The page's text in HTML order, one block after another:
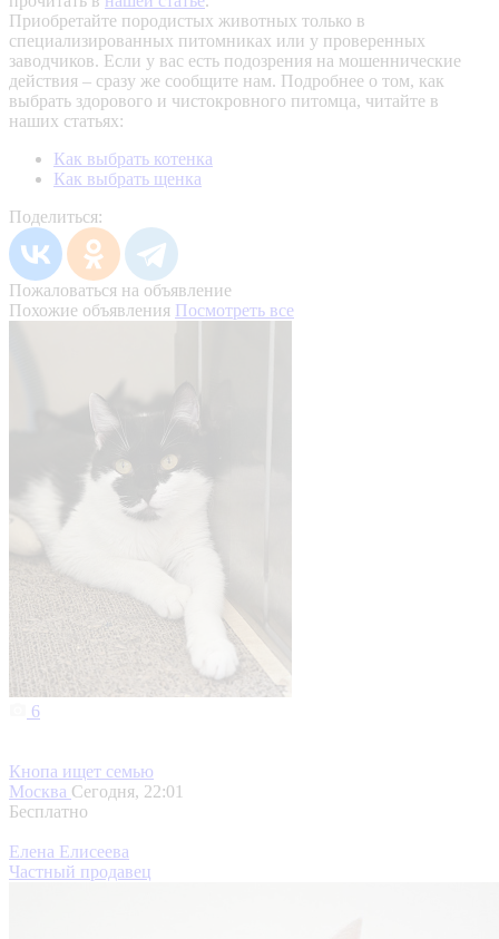
Приобретайте породистых животных только в
специализированных питомниках или у проверенных
заводчиков. Если у вас есть подозрения на мошеннические
действия – сразу же сообщите нам. Подробнее о том, как
выбрать здорового и чистокровного питомца, читайте в
наших статьях:
Как выбрать котенка
Как выбрать щенка
Поделиться:
Пожаловаться на объявление
Похожие объявления Посмотреть все
6
Кнопа ищет семью
Москва Сегодня, 22:01
Бесплатно
Елена Елисеева
Частный продавец